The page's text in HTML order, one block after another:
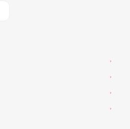
›
›
›
›